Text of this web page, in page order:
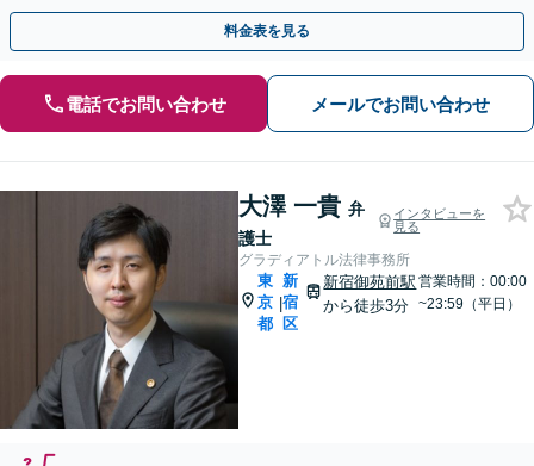
諦めずに一度ご相談ください。
料金表を見る
電話でお問い合わせ メールでお問い合わせ
大澤 一貴 弁
護士
インタビューを
見る
グラディアトル法律事務所
東
京
都
|
新
宿
区
新宿御苑前駅
から徒歩3分
営業時間：00:00
~23:59（平日）